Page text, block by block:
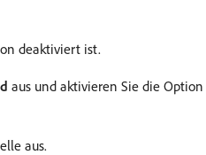
deaktiviert ist.
aus und aktivieren Sie die Option
aus.